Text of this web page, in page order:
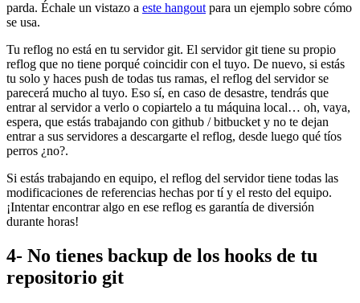
parda. Échale un vistazo a este hangout para un ejemplo sobre cómo
se usa.
Tu reflog no está en tu servidor git. El servidor git tiene su propio
reflog que no tiene porqué coincidir con el tuyo. De nuevo, si estás
tu solo y haces push de todas tus ramas, el reflog del servidor se
parecerá mucho al tuyo. Eso sí, en caso de desastre, tendrás que
entrar al servidor a verlo o copiartelo a tu máquina local… oh, vaya,
espera, que estás trabajando con github / bitbucket y no te dejan
entrar a sus servidores a descargarte el reflog, desde luego qué tíos
perros ¿no?.
Si estás trabajando en equipo, el reflog del servidor tiene todas las
modificaciones de referencias hechas por tí y el resto del equipo.
¡Intentar encontrar algo en ese reflog es garantía de diversión
durante horas!
4- No tienes backup de los hooks de tu
repositorio git